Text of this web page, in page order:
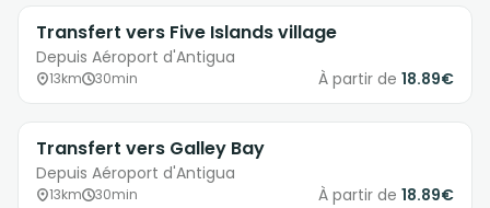
Transfert vers Five Islands village
Depuis Aéroport d'Antigua
13km 30min À partir de 18.89€
Transfert vers Galley Bay
Depuis Aéroport d'Antigua
13km 30min À partir de 18.89€